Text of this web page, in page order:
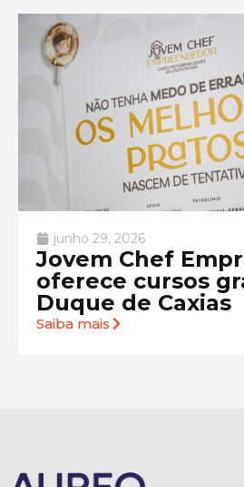
junho 29, 2026
Jovem Chef
oferece cursos
Duque de Caxias
Saiba mais